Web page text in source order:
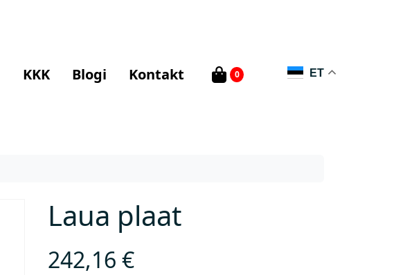
KKK Blogi Kontakt 0 ET
Laua plaat
242,16€